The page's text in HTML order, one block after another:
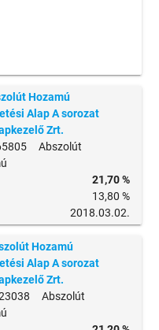
Hozamú
Alap A sorozat
Zrt.
Abszolút
21,70 %
13,80 %
2018.03.02.
Hozamú
Alap A sorozat
Zrt.
Abszolút